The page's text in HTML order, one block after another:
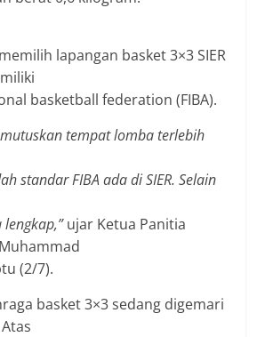
lapangan basket 3×3 SIER
basketball federation (FIBA).
tempat lomba terlebih
standar FIBA ada di SIER. Selain
ujar Ketua Panitia
(2/7).
basket 3×3 sedang digemari